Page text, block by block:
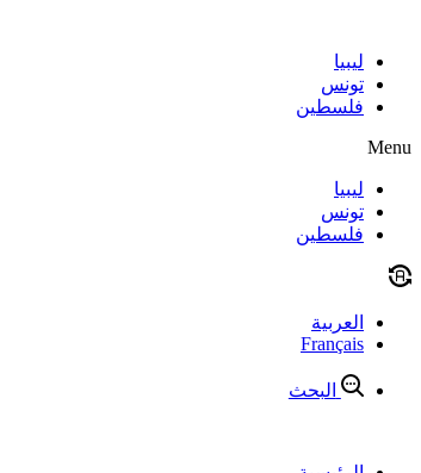
contentليبيا
تونس
فلسطين
Menu
ليبيا
تونس
فلسطين
العربية
Français
البحث